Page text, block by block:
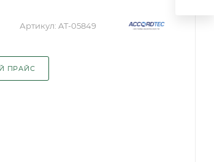
Артикул: AT-05849
ПРАЙС